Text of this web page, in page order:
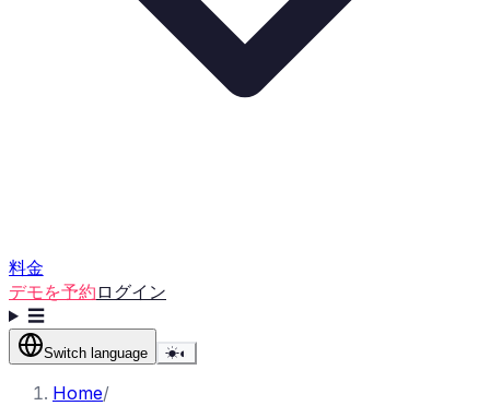
料金
デモを予約 ログイン
☰
Switch language ☀◐
Home/